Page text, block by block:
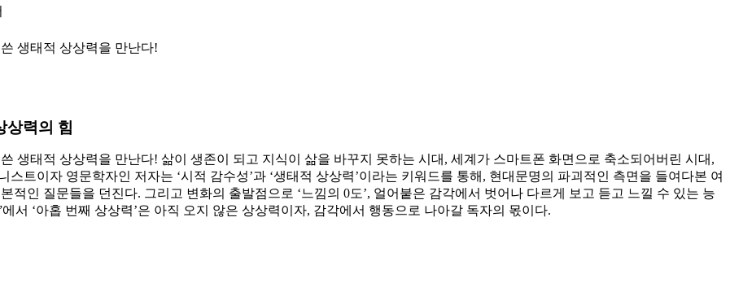
생태적 상상력을 만난다!
상력의 힘
생태적 상상력을 만난다! 삶이 생존이 되고 지식이 삶을 바꾸지 못하는 시대, 세계가 스마트폰 화면으로 축소되어버린 시대,
트이자 영문학자인 저자는 ‘시적 감수성’과 ‘생태적 상상력’이라는 키워드를 통해, 현대문명의 파괴적인 측면을 들여다본 여
적인 질문들을 던진다. 그리고 변화의 출발점으로 ‘느낌의 0도’, 얼어붙은 감각에서 벗어나 다르게 보고 듣고 느낄 수 있는 능
서 ‘아홉 번째 상상력’은 아직 오지 않은 상상력이자, 감각에서 행동으로 나아갈 독자의 몫이다.